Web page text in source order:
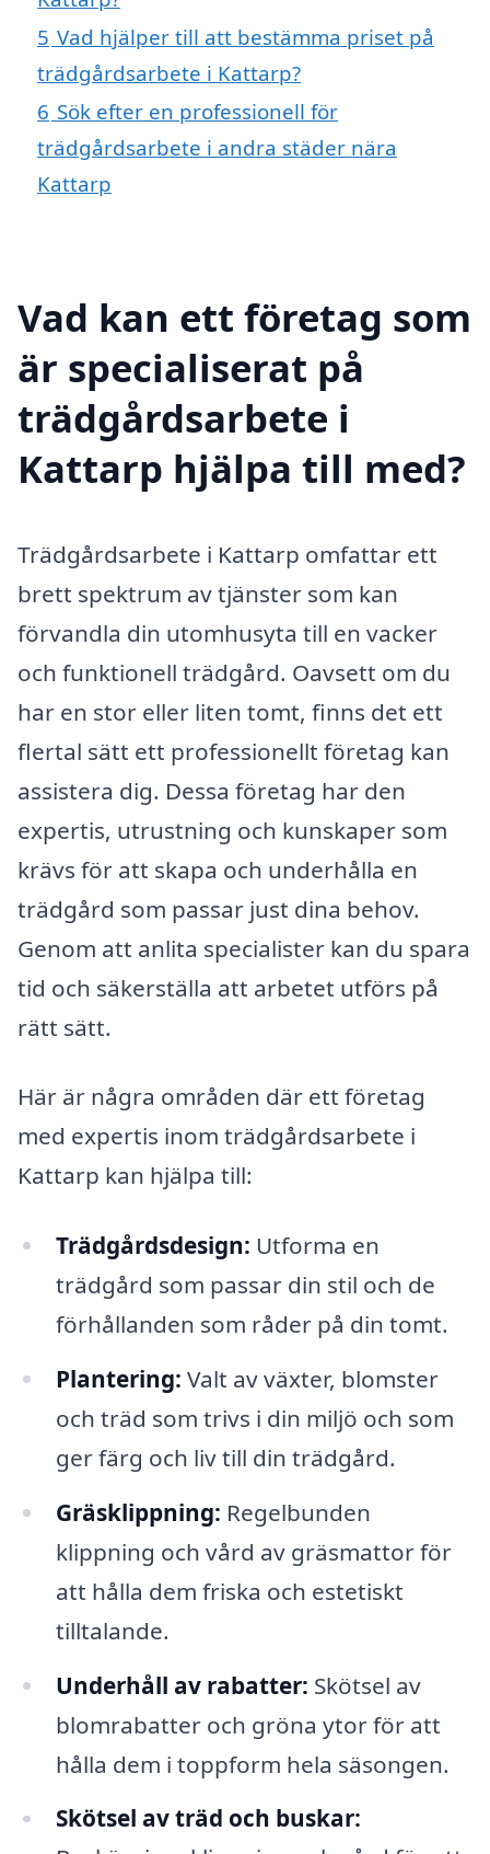
5 Vad hjälper till att bestämma priset på
trädgårdsarbete i Kattarp?
6 Sök efter en professionell för
trädgårdsarbete i andra städer nära
Kattarp
Vad kan ett företag som
är specialiserat på
trädgårdsarbete i
Kattarp hjälpa till med?
Trädgårdsarbete i Kattarp omfattar ett
brett spektrum av tjänster som kan
förvandla din utomhusyta till en vacker
och funktionell trädgård. Oavsett om du
har en stor eller liten tomt, finns det ett
flertal sätt ett professionellt företag kan
assistera dig. Dessa företag har den
expertis, utrustning och kunskaper som
krävs för att skapa och underhålla en
trädgård som passar just dina behov.
Genom att anlita specialister kan du spara
tid och säkerställa att arbetet utförs på
rätt sätt.
Här är några områden där ett företag
med expertis inom trädgårdsarbete i
Kattarp kan hjälpa till:
Trädgårdsdesign: Utforma en
trädgård som passar din stil och de
förhållanden som råder på din tomt.
Plantering: Valt av växter, blomster
och träd som trivs i din miljö och som
ger färg och liv till din trädgård.
Gräsklippning: Regelbunden
klippning och vård av gräsmattor för
att hålla dem friska och estetiskt
tilltalande.
Underhåll av rabatter: Skötsel av
blomrabatter och gröna ytor för att
hålla dem i toppform hela säsongen.
Skötsel av träd och buskar: